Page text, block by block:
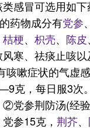
类感冒可选用如
药物成分有党参、
桔梗、 枳壳、 陈皮、
寒、祛痰止咳
咳嗽症状的气虚
克，每日服3次
②党参荆防汤(经
参15克， 荆芥、